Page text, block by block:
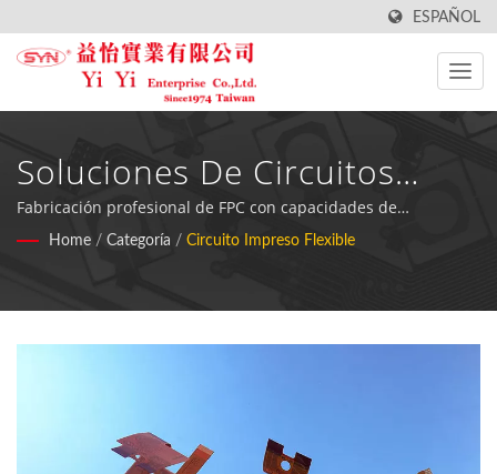
ESPAÑOL
Soluciones De Circuitos
Impresos Flexibles De
Múltiples Capas
Fabricación profesional de FPC con capacidades de
personalización avanzada para diversas aplicaciones
Home / Categoría / Circuito Impreso Flexible